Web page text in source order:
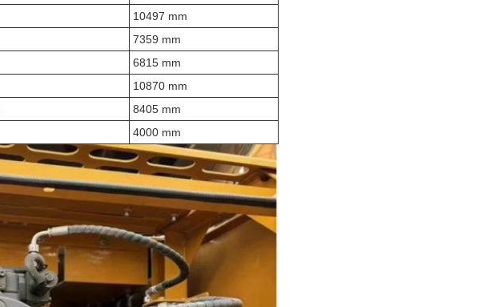
10497 mm
7359 mm
6815 mm
10870 mm
8405 mm
4000 mm